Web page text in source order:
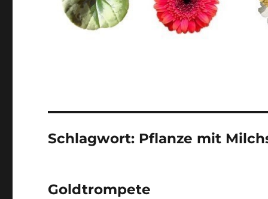
Schlagwort: Pflanze mit
Goldtrompete